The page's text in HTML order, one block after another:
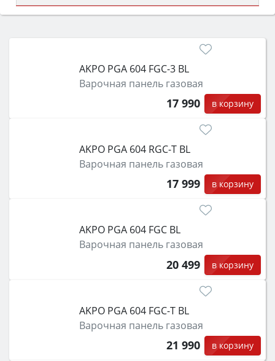
Сначала определитесь с типом (газовый или
затем смотрите на объём 50–70 л для семьи,
функции (конвекция, гриль, самоочистка,
защита от детей).
AKPO PGA 604 FGC-3 BL
Варочная панель газовая
17 990 в корзину
AKPO PGA 604 RGC-T BL
Варочная панель газовая
17 999 в корзину
AKPO PGA 604 FGC BL
Варочная панель газовая
20 499 в корзину
AKPO PGA 604 FGC-T BL
Варочная панель газовая
21 990 в корзину